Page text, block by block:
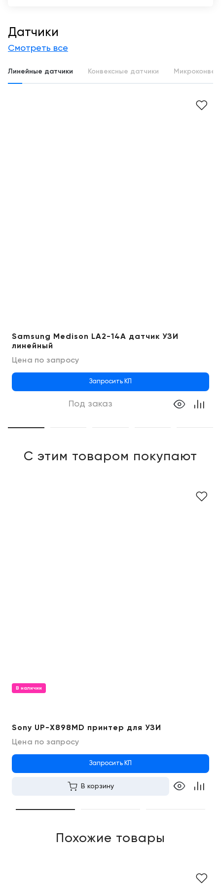
Датчики
Смотреть все
Линейные датчики Конвексные датчики
Samsung Medison LA2-14A датчик УЗИ
линейный
Цена по запросу
Запросить КП
Под заказ
С этим товаром покупают
В наличии
Sony UP-X898MD принтер для УЗИ
Цена по запросу
Запросить КП
В корзину
Похожие товары